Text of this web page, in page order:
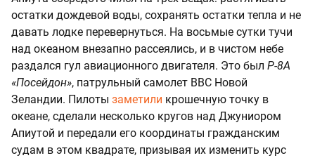
остатки дождевой воды, сохранять остатки тепла и не
давать лодке перевернуться. На восьмые сутки тучи
над океаном внезапно рассеялись, и в чистом небе
раздался гул авиационного двигателя. Это был P-8A
«Посейдон», патрульный самолет ВВС Новой
Зеландии. Пилоты заметили крошечную точку в
океане, сделали несколько кругов над Джуниором
Апиутой и передали его координаты гражданским
судам в этом квадрате, призывая их изменить курс